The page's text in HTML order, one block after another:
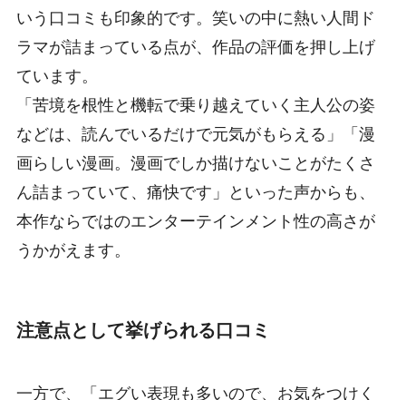
いう口コミも印象的です。笑いの中に熱い人間ド
ラマが詰まっている点が、作品の評価を押し上げ
ています。
「苦境を根性と機転で乗り越えていく主人公の姿
などは、読んでいるだけで元気がもらえる」「漫
画らしい漫画。漫画でしか描けないことがたくさ
ん詰まっていて、痛快です」といった声からも、
本作ならではのエンターテインメント性の高さが
うかがえます。
注意点として挙げられる口コミ
一方で、「エグい表現も多いので、お気をつけく